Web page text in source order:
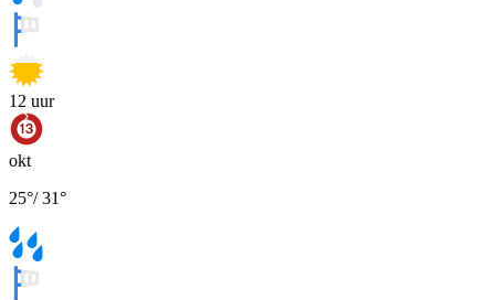
12 uur
okt
25°/31°